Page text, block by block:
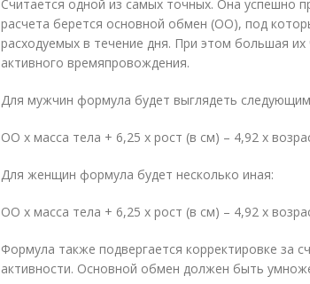
Считается одной из самых точных. Она успешно
расчета берется основной обмен (ОО), под
расходуемых в течение дня. При этом большая их
активного времяпровождения.
Для мужчин формула будет выглядеть
ОО х масса тела + 6,25 х рост (в см) – 4,92 х
Для женщин формула будет несколько иная:
ОО х масса тела + 6,25 х рост (в см) – 4,92 х
Формула также подвергается корректировке за
активности. Основной обмен должен быть